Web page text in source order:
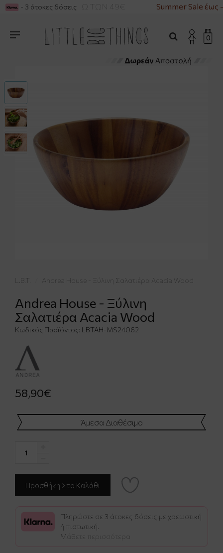
ΓΙΑ ΑΓΟΡΕΣ ΑΝΩ ΤΩΝ 49€ Summer Sale έως
- 3 άτοκες δόσεις
0
L.B.T. Andrea House - Ξύλινη Σαλατιέρα Acacia Wood
Andrea House - Ξύλινη
Σαλατιέρα Acacia Wood
Κωδικός Προϊόντος: LBTAH-MS24062
58,90€
Άμεσα Διαθέσιμο
Πληρώστε σε 3 άτοκες δόσεις με χρεωστική
ή πιστωτική.
Μάθετε περισσότερα